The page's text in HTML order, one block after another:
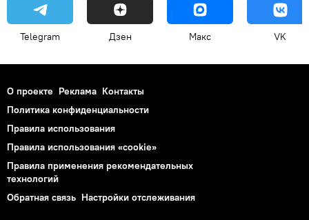
Telegram Дзен Макс VK
О проекте Реклама Контакты
Политика конфиденциальности
Правила использования
Правила использования «cookie»
Правила применения рекомендательных
технологий
Обратная связь Настройки отслеживания